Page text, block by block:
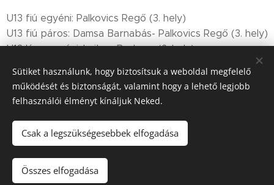
U13 fiú egyéni: Palkovics Regő (3. hely)
U13 fiú páros: Damsa Barnabás- Palkovics Regő (3. hely)
U13 lány egyéni: Lujber Barbara (2. hely)
Edzők: Rok Jercinovic, Zsolt Eszter
Sütiket használunk, hogy biztosítsuk a weboldal megfelelő
működését és biztonságát, valamint hogy a lehető legjobb
felhasználói élményt kínáljuk Neked.
Csak a legszükségesebbek elfogadása
Összes elfogadása